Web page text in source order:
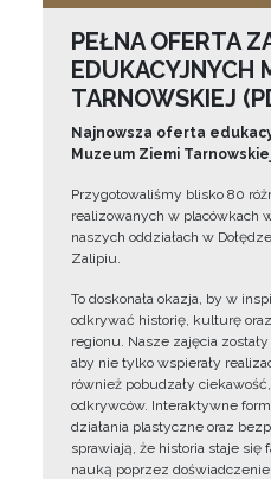
PEŁNA OFERTA
EDUKACYJNYCH
TARNOWSKIEJ
Najnowsza oferta
Muzeum Ziemi
Przygotowaliśmy blisko 80
realizowanych w placówkach
naszych oddziałach w
Zalipiu.
To doskonała okazja, by w
odkrywać historię, kulturę
regionu. Nasze zajęcia
aby nie tylko wspierały
również pobudzały
odkrywców. Interaktywne
działania plastyczne oraz
sprawiają, że historia staje się
nauką poprzez doświadczenie.